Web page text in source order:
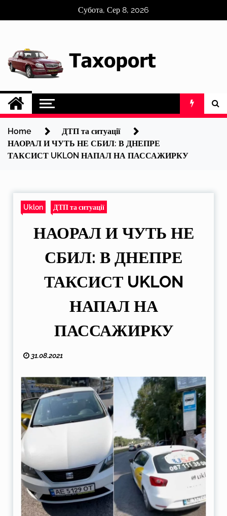
Субота, Сер 8, 2026
Home
ДТП та ситуації
НАОРАЛ И ЧУТЬ НЕ СБИЛ: В ДНЕПРЕ
ТАКСИСТ UKLON НАПАЛ НА ПАССАЖИРКУ
Uklon ДТП та ситуації
НАОРАЛ И ЧУТЬ НЕ
СБИЛ: В ДНЕПРЕ
ТАКСИСТ UKLON
НАПАЛ НА
ПАССАЖИРКУ
31.08.2021